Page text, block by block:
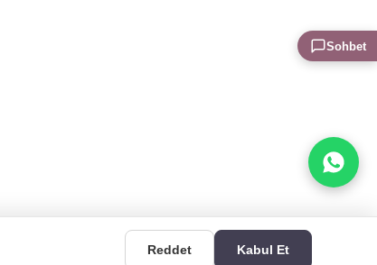
Reddet Kabul Et
Sohbet